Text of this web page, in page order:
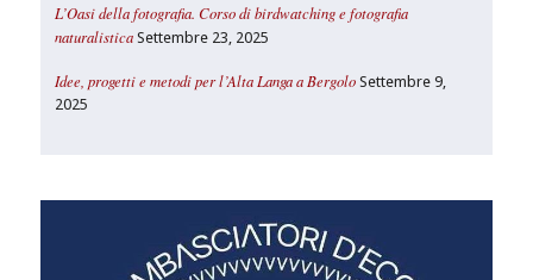
L’Oasi della fotografia. Corso di birdwatching e fotografia
naturalistica Settembre 23, 2025
Idee, progetti e metodi per l’Alta Langa a Bergolo Settembre 9,
2025